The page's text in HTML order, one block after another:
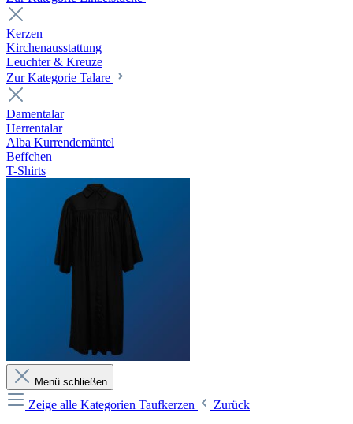
Kerzen
Kirchenausstattung
Leuchter & Kreuze
Zur Kategorie Talare
Damentalar
Herrentalar
Alba Kurrendemäntel
Beffchen
T-Shirts
Menü schließen
Zeige alle Kategorien Taufkerzen
Zurück